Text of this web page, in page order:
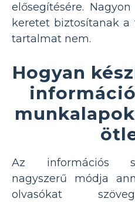
elősegítésére.
keretet biztosítanak
tartalmat nem.
Hogyan
Az információs
nagyszerű módja
olvasókat